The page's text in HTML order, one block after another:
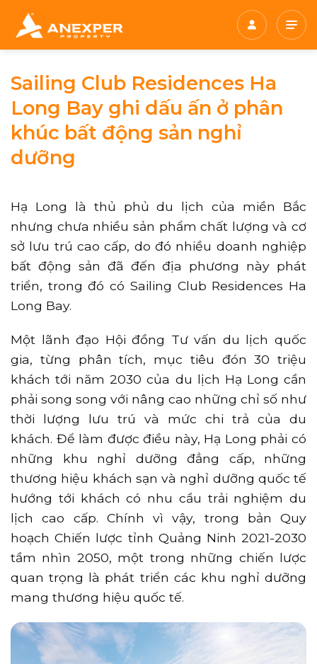
đến
Sailing Club Residences Ha
Long Bay ghi dấu ấn ở phân
khúc bất động sản nghỉ
dưỡng
Hạ Long là thủ phủ du lịch của miền Bắc
nhưng chưa nhiều sản phẩm chất lượng và cơ
sở lưu trú cao cấp, do đó nhiều doanh nghiệp
bất động sản đã đến địa phương này phát
triển, trong đó có Sailing Club Residences Ha
Long Bay.
Một lãnh đạo Hội đồng Tư vấn du lịch quốc
gia, từng phân tích, mục tiêu đón 30 triệu
khách tới năm 2030 của du lịch Hạ Long cần
phải song song với nâng cao những chỉ số như
thời lượng lưu trú và mức chi trả của du
khách. Để làm được điều này, Hạ Long phải có
những khu nghỉ dưỡng đẳng cấp, những
thương hiệu khách sạn và nghỉ dưỡng quốc tế
hướng tới khách có nhu cầu trải nghiệm du
lịch cao cấp. Chính vì vậy, trong bản Quy
hoạch Chiến lược tỉnh Quảng Ninh 2021-2030
tầm nhìn 2050, một trong những chiến lược
quan trọng là phát triển các khu nghỉ dưỡng
mang thương hiệu quốc tế.